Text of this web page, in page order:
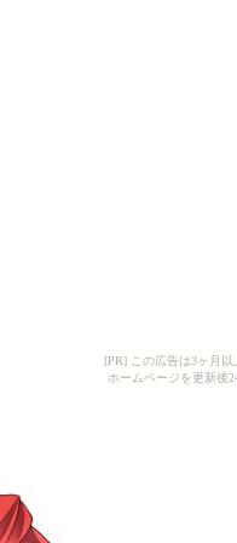
[PR] この広告は3ヶ月以
ホームページを更新後